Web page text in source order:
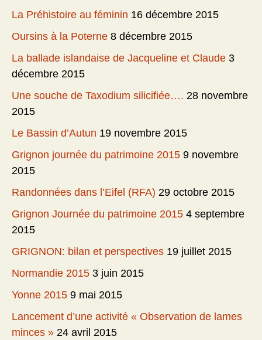
La Préhistoire au féminin 16 décembre 2015
Oursins à la Poterne 8 décembre 2015
La ballade islandaise de Jacqueline et Claude 3
décembre 2015
Une souche de Taxodium silicifiée…. 28 novembre
2015
Le Bassin d’Autun 19 novembre 2015
Grignon journée du patrimoine 2015 9 novembre
2015
Randonnées dans l’Eifel (RFA) 29 octobre 2015
Grignon Journée du patrimoine 2015 4 septembre
2015
GRIGNON: bilan et perspectives 19 juillet 2015
Normandie 2015 3 juin 2015
Yonne 2015 9 mai 2015
Lancement d’une activité « Observation de lames
minces » 24 avril 2015